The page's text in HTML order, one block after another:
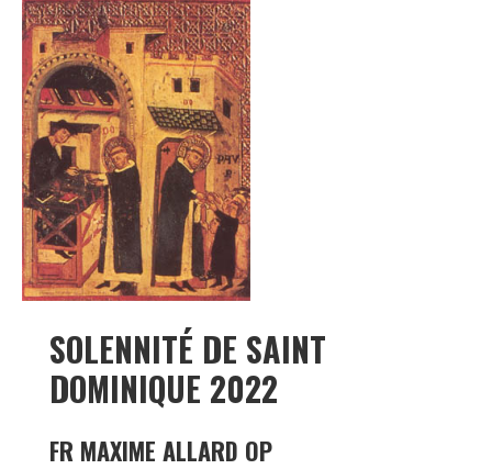
Visites virtuelles
SOLENNITÉ DE SAINT
DOMINIQUE 2022
FR MAXIME ALLARD OP